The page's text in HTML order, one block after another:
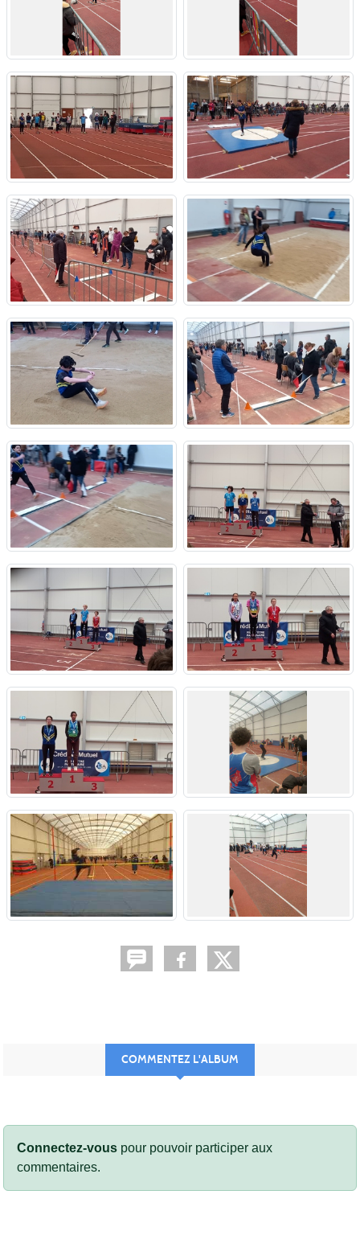
COMMENTEZ L'ALBUM
Connectez-vous pour pouvoir participer aux
commentaires.